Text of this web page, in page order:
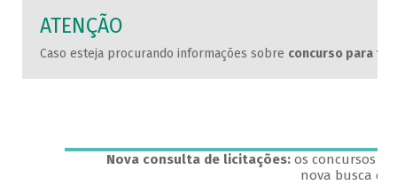
ATENÇÃO
Caso esteja procurando informações sobre concurso para
Nova consulta de licitações:os concursos
nova busca de